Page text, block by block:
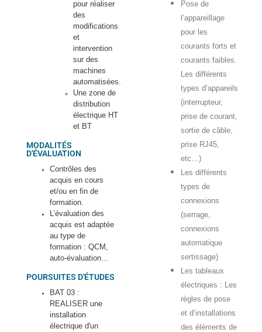
pour réaliser
des
modifications
et
intervention
sur des
machines
automatisées.
Une zone de
distribution
électrique HT
et BT
MODALITÉS
D'ÉVALUATION
Contrôles des
acquis en cours
et/ou en fin de
formation.
L’évaluation des
acquis est adaptée
au type de
formation : QCM,
auto-évaluation…
POURSUITES D'ÉTUDES
BAT 03 :
REALISER une
installation
électrique d'un
Pose de
l’appareillage
pour les
courants forts et
courants faibles.
Les différents
types d’appareils
(interrupteur,
prise de courant,
sortie de câble,
prise RJ45,
etc…)
Les différents
types de
connexions
(serrage,
connexions
automatique
sertissage)
Les tableaux
électriques : Les
règles de pose
et d’installations
des éléments de